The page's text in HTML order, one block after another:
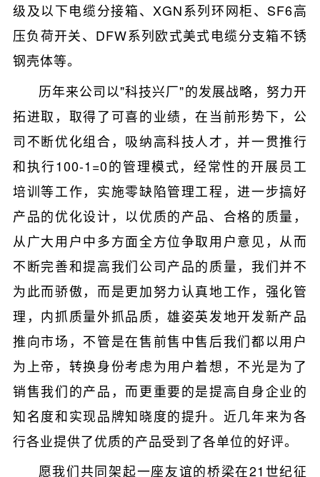
级及以下电缆分接箱、XGN系列环网柜、SF6高
压负荷开关、DFW系列欧式美式电缆分支箱不锈
钢壳体等。
历年来公司以"科技兴厂"的发展战略，努力开
拓进取，取得了可喜的业绩，在当前形势下，公
司不断优化组合，吸纳高科技人才，并一贯推行
和执行100-1=0的管理模式，经常性的开展员工
培训等工作，实施零缺陷管理工程，进一步搞好
产品的优化设计，以优质的产品、合格的质量，
从广大用户中多方面全方位争取用户意见，从而
不断完善和提高我们公司产品的质量，我们并不
为此而骄傲，而是更加努力认真地工作，强化管
理，内抓质量外抓品质，雄姿英发地开发新产品
推向市场，不管是在售前售中售后我们都以用户
为上帝，转换身份考虑为用户着想，不光是为了
销售我们的产品，而更重要的是提高自身企业的
知名度和实现品牌知晓度的提升。近几年来为各
行各业提供了优质的产品受到了各单位的好评。
愿我们共同架起一座友谊的桥梁在21世纪征